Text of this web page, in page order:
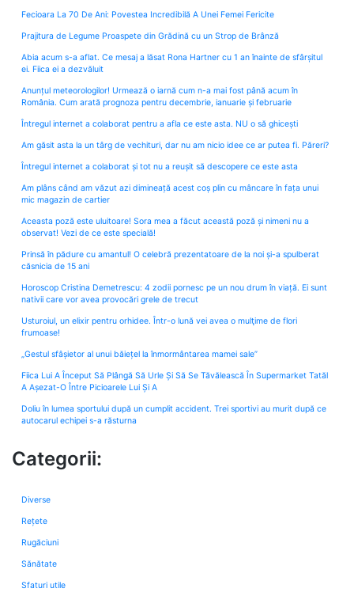
Fecioara La 70 De Ani: Povestea Incredibilă A Unei Femei Fericite
Prajitura de Legume Proaspete din Grădină cu un Strop de Brânză
Abia acum s-a aflat. Ce mesaj a lăsat Rona Hartner cu 1 an înainte de sfârșitul
ei. Fiica ei a dezvăluit
Anunțul meteorologilor! Urmează o iarnă cum n-a mai fost până acum în
România. Cum arată prognoza pentru decembrie, ianuarie și februarie
Întregul internet a colaborat pentru a afla ce este asta. NU o să ghicești
Am găsit asta la un târg de vechituri, dar nu am nicio idee ce ar putea fi. Păreri?
Întregul internet a colaborat și tot nu a reușit să descopere ce este asta
Am plâns când am văzut azi dimineață acest coș plin cu mâncare în fața unui
mic magazin de cartier
Aceasta poză este uluitoare! Sora mea a făcut această poză și nimeni nu a
observat! Vezi de ce este specială!
Prinsă în pădure cu amantul! O celebră prezentatoare de la noi și-a spulberat
căsnicia de 15 ani
Horoscop Cristina Demetrescu: 4 zodii pornesc pe un nou drum în viață. Ei sunt
nativii care vor avea provocări grele de trecut
Usturoiul, un elixir pentru orhidee. Într-o lună vei avea o mulţime de flori
frumoase!
„Gestul sfâșietor al unui băiețel la înmormântarea mamei sale”
Fiica Lui A Început Să Plângă Să Urle Și Să Se Tăvălească În Supermarket Tatăl
A Așezat-O Între Picioarele Lui Și A
Doliu în lumea sportului după un cumplit accident. Trei sportivi au murit după ce
autocarul echipei s-a răsturna
Categorii:
Diverse
Rețete
Rugăciuni
Sănătate
Sfaturi utile